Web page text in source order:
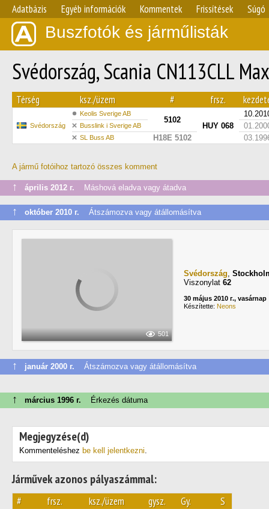
Adatbázis Egyéb információk Kommentek Frissítések Súgó
Buszfotók és járműlisták
Svédország, Scania CN113CLL
Térség ksz./üzem # frsz.
Svédország
Keolis Sverige AB
5102
HUY 068
Busslink i Sverige AB
SL Buss AB H18E 5102
A jármű fotóihoz tartozó összes komment
↑ április 2012 г. Máshová eladva vagy átadva
↑ október 2010 г. Átszámozva vagy átállomásítva
501
Svédország,
Viszonylat 62
30 május 2010 г., vasárnap
Készítette: Neons
↑ január 2000 г. Átszámozva vagy átállomásítva
↑ március 1996 г. Érkezés dátuma
Megjegyzése(d)
Kommenteléshez be kell jelentkezni.
Járművek azonos pályaszámmal:
# frsz. ksz./üzem gysz. Gy. S